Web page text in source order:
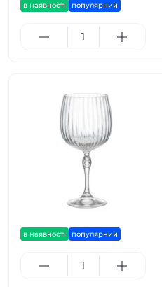
в наявності популярний
в наявності популярний